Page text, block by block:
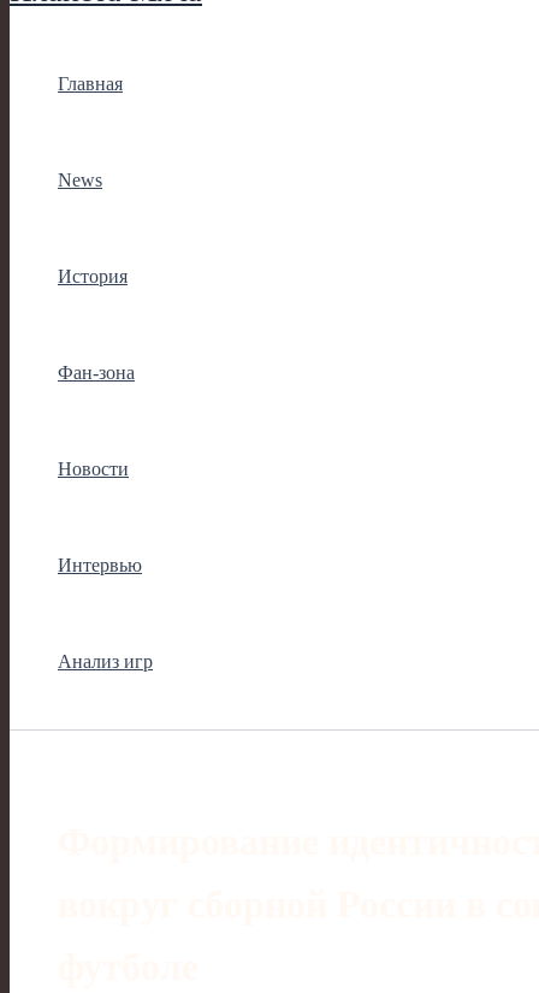
Главная
News
История
Фан-зона
Новости
Интервью
Анализ игр